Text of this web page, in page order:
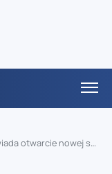
zachwyci tropikalną roślinnością i rzadkimi zwierzętami